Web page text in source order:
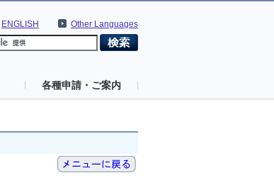
Other Languages
ENGLISH
各種申請・ご案内